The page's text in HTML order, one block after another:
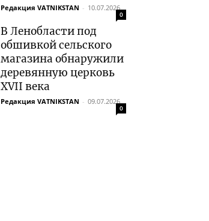
Редакция VATNIKSTAN - 10.07.2026
0
В Ленобласти под
обшивкой сельского
магазина обнаружили
деревянную церковь
XVII века
Редакция VATNIKSTAN - 09.07.2026
0